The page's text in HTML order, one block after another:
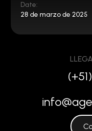
Date:
28 de marzo de 2025